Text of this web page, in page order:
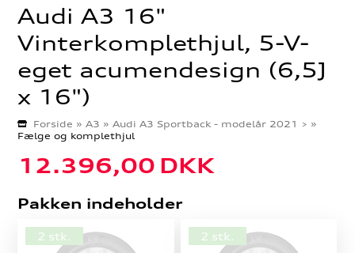
Audi A3 16"
Vinterkomplethjul, 5-V-
eget acumendesign (6,5J
x 16")
Forside »A3 »Audi A3 Sportback - modelår 2021 > »
Fælge og komplethjul
12.396,00 DKK
Pakken indeholder
2 stk. 2 stk.